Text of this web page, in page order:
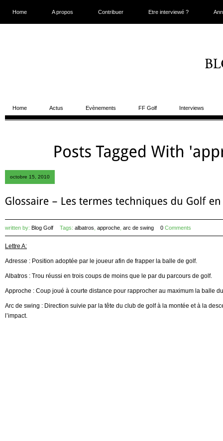
Home A propos Contribuer Etre interviewé ?
Home Actus Evènements FF Golf Interviews
octobre 15, 2010
written by: Blog Golf Tags: albatros approche arc de swing 0 Comments
Lettre A:
Adresse : Position adoptée par le joueur afin de frapper la balle de golf.
Albatros : Trou réussi en trois coups de moins que le par du parcours de golf.
Approche : Coup joué à courte distance pour rapprocher au maximum la balle
Arc de swing : Direction suivie par la tête du club de golf à la montée et à la
l’impact.